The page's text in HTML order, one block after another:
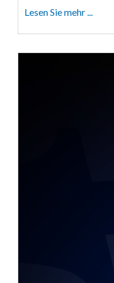
Lesen Sie mehr ...